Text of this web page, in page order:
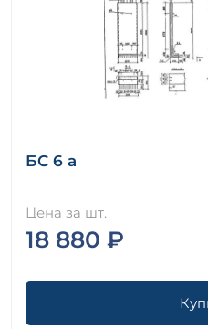
БС 6 а
Цена за шт.
18 880 ₽